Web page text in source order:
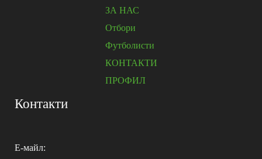
ЗА НАС
Отбори
Футболисти
КОНТАКТИ
ПРОФИЛ
Контакти
E-майл: